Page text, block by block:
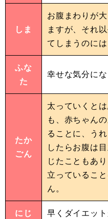
しま
お腹まわりが
ますが、それ
てしまうのには
ふな
た
幸せな気分に
たか
ごん
太っていくと
も、赤ちゃん
ることに、う
したらお腹は
じたこともあ
立っているこ
ん。
にじ 早くダイエッ